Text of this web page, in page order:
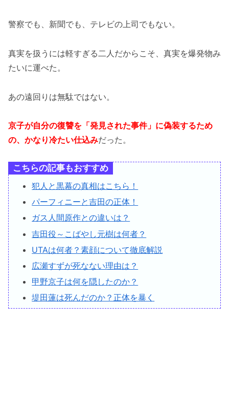
警察でも、新聞でも、テレビの上司でもない。
真実を扱うには軽すぎる二人だからこそ、真実を爆発物み
たいに運べた。
あの遠回りは無駄ではない。
京子が自分の復讐を「発見された事件」に偽装するため
の、かなり冷たい仕込みだった。
こちらの記事もおすすめ
犯人と黒幕の真相はこちら！
パーフィニーと吉田の正体！
ガス人間原作との違いは？
吉田役～こばやし元樹は何者？
UTAは何者？素顔について徹底解説
広瀬すずが死なない理由は？
甲野京子は何を隠したのか？
堤田蓮は死んだのか？正体を暴く